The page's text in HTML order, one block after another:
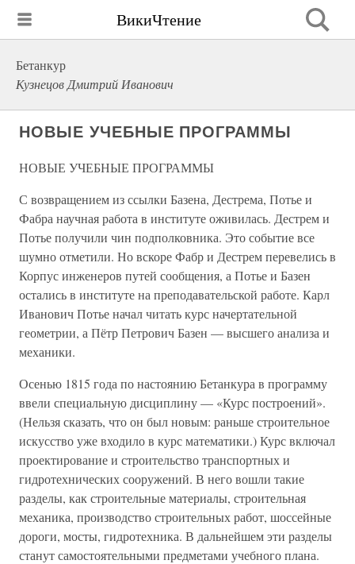
ВикиЧтение
Бетанкур
Кузнецов Дмитрий Иванович
НОВЫЕ УЧЕБНЫЕ ПРОГРАММЫ
НОВЫЕ УЧЕБНЫЕ ПРОГРАММЫ
С возвращением из ссылки Базена, Дестрема, Потье и
Фабра научная работа в институте оживилась. Дестрем и
Потье получили чин подполковника. Это событие все
шумно отметили. Но вскоре Фабр и Дестрем перевелись в
Корпус инженеров путей сообщения, а Потье и Базен
остались в институте на преподавательской работе. Карл
Иванович Потье начал читать курс начертательной
геометрии, а Пётр Петрович Базен — высшего анализа и
механики.
Осенью 1815 года по настоянию Бетанкура в программу
ввели специальную дисциплину — «Курс построений».
(Нельзя сказать, что он был новым: раньше строительное
искусство уже входило в курс математики.) Курс включал
проектирование и строительство транспортных и
гидротехнических сооружений. В него вошли такие
разделы, как строительные материалы, строительная
механика, производство строительных работ, шоссейные
дороги, мосты, гидротехника. В дальнейшем эти разделы
станут самостоятельными предметами учебного плана.